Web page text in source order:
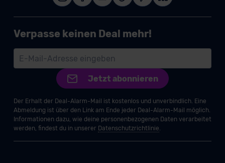
Verpasse keinen Deal mehr!
Jetzt abonnieren
Der Erhalt der Deal-Alarm-Mail ist kostenlos und unverbindlich. Eine
Abmeldung ist über den Link am Ende jeder Deal-Alarm-Mail möglich.
Informationen dazu, wie deine personenbezogenen Daten verarbeitet
werden, findest du in unserer Datenschutzrichtlinie.